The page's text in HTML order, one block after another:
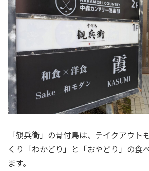
「観兵衛」の骨付鳥は、テイクアウト
くり「わかどり」と「おやどり」の食
ます。